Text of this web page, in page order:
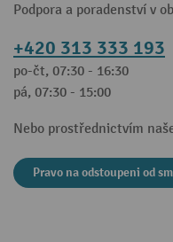
Podpora a poradenství v
+420 313 333 193
po-čt, 07:30 - 16:30
pá, 07:30 - 15:00
Nebo prostřednictvím
Pravo na odstoupeni od